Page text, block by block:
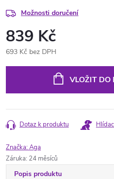
Možnosti doručení
839 Kč
693 Kč bez DPH
VLOŽIT DO
Dotaz k produktu
Značka:Aga
Záruka: 24 měsíců
Popis produktu